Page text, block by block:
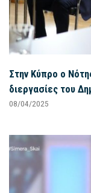
Στην Κύπρο ο
διεργασίες του
08/04/2025